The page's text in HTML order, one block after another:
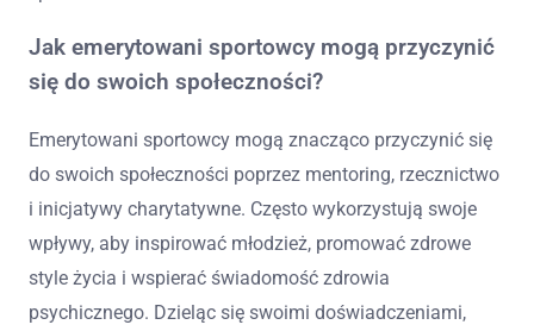
Jak emerytowani sportowcy mogą przyczynić
się do swoich społeczności?
Emerytowani sportowcy mogą znacząco przyczynić się
do swoich społeczności poprzez mentoring, rzecznictwo
i inicjatywy charytatywne. Często wykorzystują swoje
wpływy, aby inspirować młodzież, promować zdrowe
style życia i wspierać świadomość zdrowia
psychicznego. Dzieląc się swoimi doświadczeniami,